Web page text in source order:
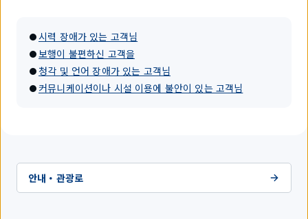
시력 장애가 있는 고객님
보행이 불편하신 고객을
청각 및 언어 장애가 있는 고객님
커뮤니케이션이나 시설 이용에 불안이 있는 고객님
안내・관광로